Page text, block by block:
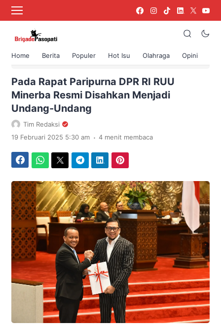
Home Berita Populer Hot Isu Olahraga Opini
›
Pada Rapat Paripurna DPR RI RUU
Minerba Resmi Disahkan Menjadi
Undang-Undang
Tim Redaksi
19 Februari 2025 5:30 am . 4 menit membaca